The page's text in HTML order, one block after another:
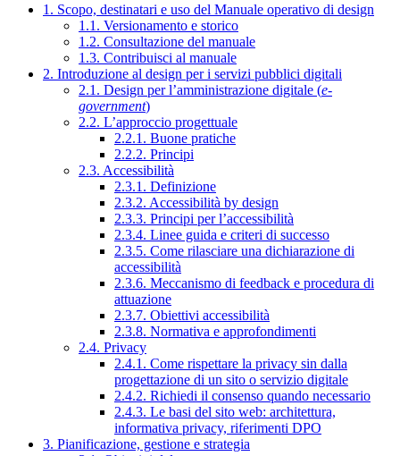
1. Scopo, destinatari e uso del Manuale operativo di design
1.1. Versionamento e storico
1.2. Consultazione del manuale
1.3. Contribuisci al manuale
2. Introduzione al design per i servizi pubblici digitali
2.1. Design per l’amministrazione digitale (e-
government)
2.2. L’approccio progettuale
2.2.1. Buone pratiche
2.2.2. Principi
2.3. Accessibilità
2.3.1. Definizione
2.3.2. Accessibilità by design
2.3.3. Principi per l’accessibilità
2.3.4. Linee guida e criteri di successo
2.3.5. Come rilasciare una dichiarazione di
accessibilità
2.3.6. Meccanismo di feedback e procedura di
attuazione
2.3.7. Obiettivi accessibilità
2.3.8. Normativa e approfondimenti
2.4. Privacy
2.4.1. Come rispettare la privacy sin dalla
progettazione di un sito o servizio digitale
2.4.2. Richiedi il consenso quando necessario
2.4.3. Le basi del sito web: architettura,
informativa privacy, riferimenti DPO
3. Pianificazione, gestione e strategia